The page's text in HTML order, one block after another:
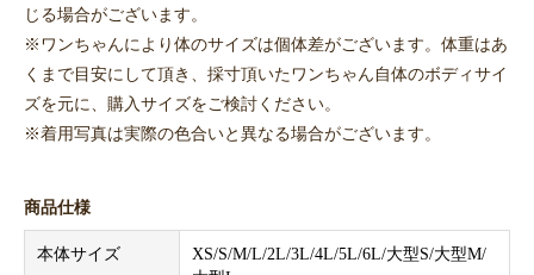
じる場合がございます。
※ワンちゃんにより体のサイズは個体差がございます。体重はあ
くまで目安にして頂き、採寸頂いたワンちゃん自体のボディサイ
ズを元に、購入サイズをご検討ください。
※着用写真は実際の色合いと異なる場合がございます。
商品仕様
本体サイズ
XS/S/M/L/2L/3L/4L/5L/6L/大型S/大型M/